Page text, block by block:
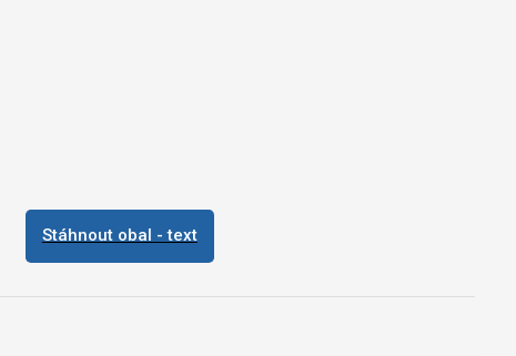
Stáhnout obal - text